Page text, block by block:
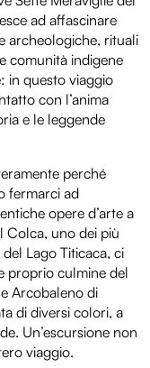
ad affascinare
archeologiche, rituali
comunità indigene
in questo viaggio
con l’anima
e le leggende
perché
fermarci ad
opere d’arte a
Colca, uno dei più
Lago Titicaca, ci
proprio culmine del
Arcobaleno di
di diversi colori, a
Un’escursione non
viaggio.